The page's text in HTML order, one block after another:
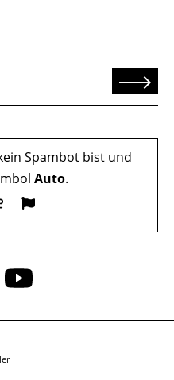
Senden
Spambot bist und
Auto.
Folge
auf